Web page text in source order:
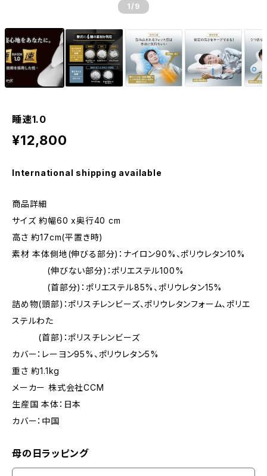
1 /9
睡速1.0
¥12,800
International shipping available
商品詳細
サイズ 約幅60 x奥行40 cm
高さ 約17cm(平置き時)
素材 本体側地(伸びる部分)：ナイロン90%、ポリウレタン10%
(伸びない部分)：ポリエステル100%
(首部分)：ポリエステル85%、ポリウレタン15%
詰め物(頭部)：ポリスチレンビーズ、ポリウレタンフォーム、ポリエ
ステルわた
(首部)：ポリスチレンビーズ
カバー：レーヨン95%、ポリウレタン5%
重さ 約1.1kg
メーカー 株式会社CCM
生産国 本体：日本
カバー：中国
母の日ラッピング